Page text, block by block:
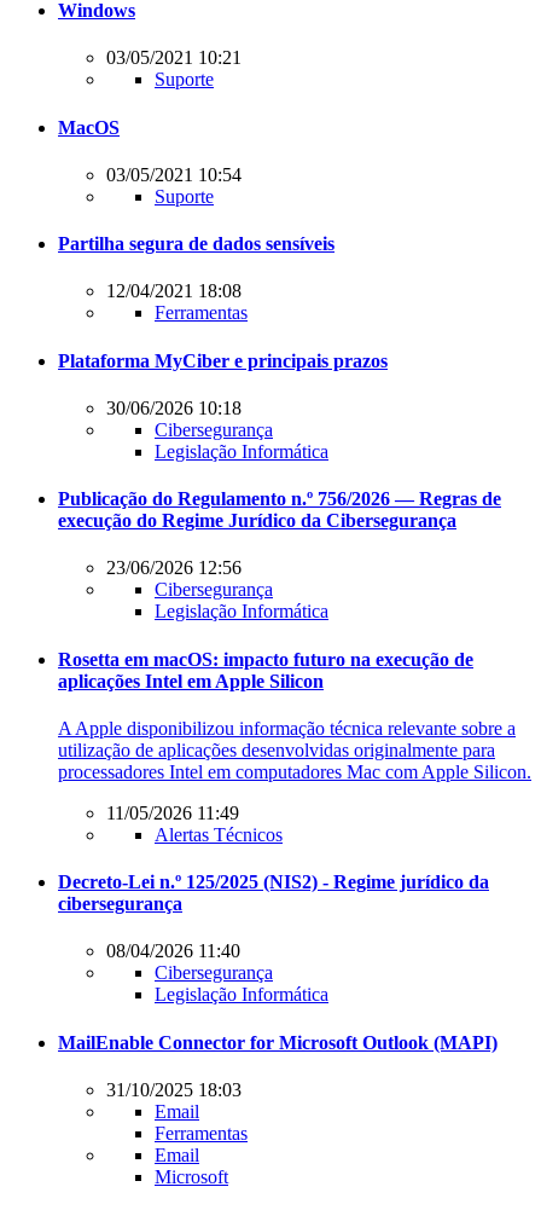
Windows
03/05/2021 10:21
Suporte
MacOS
03/05/2021 10:54
Suporte
Partilha segura de dados sensíveis
12/04/2021 18:08
Ferramentas
Plataforma MyCiber e principais prazos
30/06/2026 10:18
Cibersegurança
Legislação Informática
Publicação do Regulamento n.º 756/2026 — Regras de
execução do Regime Jurídico da Cibersegurança
23/06/2026 12:56
Cibersegurança
Legislação Informática
Rosetta em macOS: impacto futuro na execução de
aplicações Intel em Apple Silicon
A Apple disponibilizou informação técnica relevante sobre a
utilização de aplicações desenvolvidas originalmente para
processadores Intel em computadores Mac com Apple Silicon.
11/05/2026 11:49
Alertas Técnicos
Decreto-Lei n.º 125/2025 (NIS2) - Regime jurídico da
cibersegurança
08/04/2026 11:40
Cibersegurança
Legislação Informática
MailEnable Connector for Microsoft Outlook (MAPI)
31/10/2025 18:03
Email
Ferramentas
Email
Microsoft